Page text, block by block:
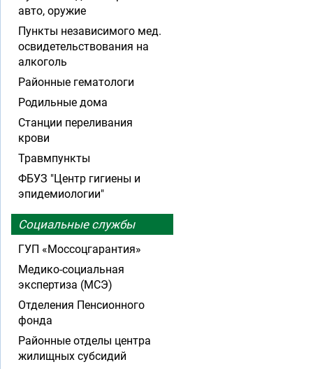
авто, оружие
Пункты независимого мед.
освидетельствования на
алкоголь
Районные гематологи
Родильные дома
Станции переливания
крови
Травмпункты
ФБУЗ "Центр гигиены и
эпидемиологии"
Социальные службы
ГУП «Моссоцгарантия»
Медико-социальная
экспертиза (МСЭ)
Отделения Пенсионного
фонда
Районные отделы центра
жилищных субсидий